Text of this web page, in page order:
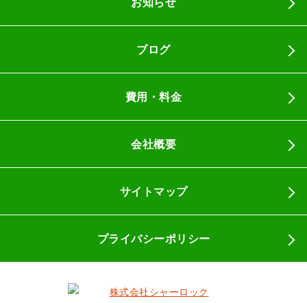
ブログ
費用・料金
会社概要
サイトマップ
プライバシーポリシー